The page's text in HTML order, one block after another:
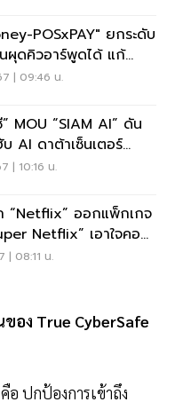
POSxPAY" ยกระดับ
นผุดคิวอาร์พูดได้ แก้
ปลอม
| 09:46 น.
MOU “SIAM AI” ดัน
AI ดาต้าเซ็นเตอร์
| 10:16 น.
ออกแพ็กเกจ
Netflix” เอาใจคอ
| 08:11 น.
อง True CyberSafe
ปกป้องการเข้าถึง